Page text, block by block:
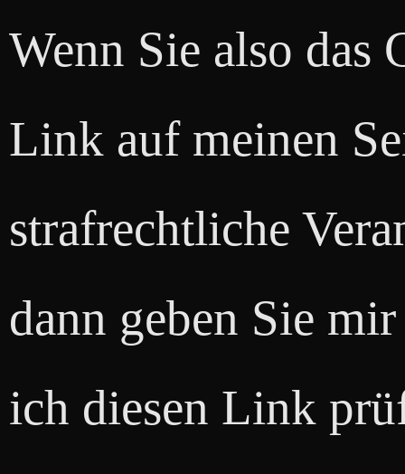
Wenn Sie also das
Link auf meinen
strafrechtliche
dann geben Sie
ich diesen Link